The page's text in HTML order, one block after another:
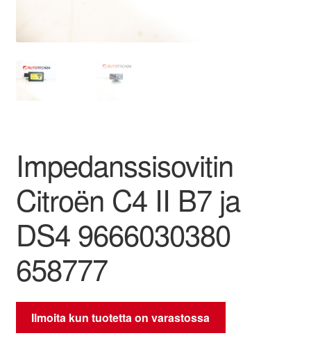
Tarkista
Valitukset
Impedanssisovitin
Citroën C4 II B7 ja
DS4 9666030380
658777
Ilmoita kun tuotetta on varastossa